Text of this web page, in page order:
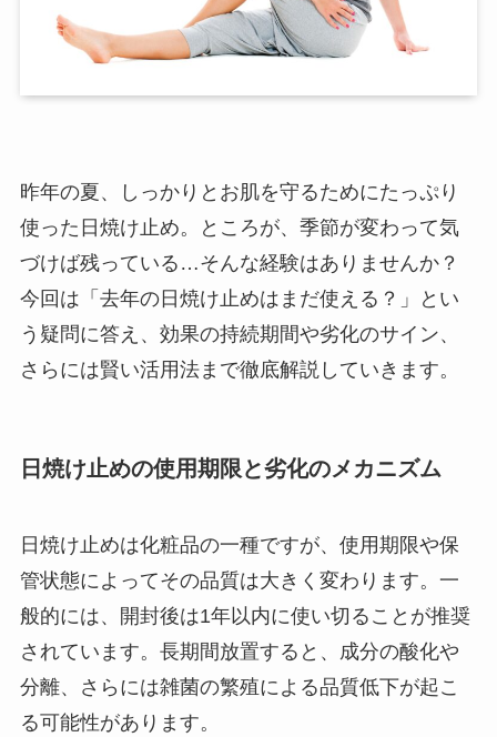
昨年の夏、しっかりとお肌を守るためにたっぷり
使った日焼け止め。ところが、季節が変わって気
づけば残っている…そんな経験はありませんか？
今回は「去年の日焼け止めはまだ使える？」とい
う疑問に答え、効果の持続期間や劣化のサイン、
さらには賢い活用法まで徹底解説していきます。
日焼け止めの使用期限と劣化のメカニズム
日焼け止めは化粧品の一種ですが、使用期限や保
管状態によってその品質は大きく変わります。一
般的には、開封後は1年以内に使い切ることが推奨
されています。長期間放置すると、成分の酸化や
分離、さらには雑菌の繁殖による品質低下が起こ
る可能性があります。